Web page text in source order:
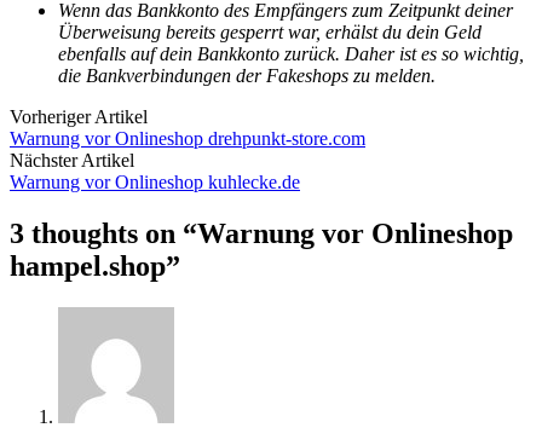
Wenn das Bankkonto des Empfängers zum Zeitpunkt deiner
Überweisung bereits gesperrt war, erhälst du dein Geld
ebenfalls auf dein Bankkonto zurück. Daher ist es so wichtig,
die Bankverbindungen der Fakeshops zu melden.
Vorheriger Artikel
Warnung vor Onlineshop drehpunkt-store.com
Nächster Artikel
Warnung vor Onlineshop kuhlecke.de
3 thoughts on “Warnung vor Onlineshop
hampel.shop”